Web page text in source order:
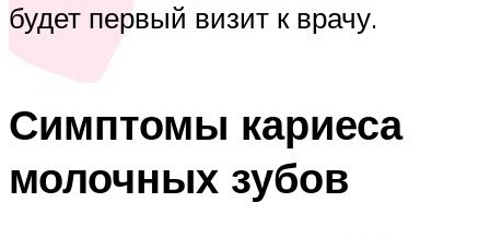
будет первый визит к врачу.
Симптомы кариеса
молочных зубов